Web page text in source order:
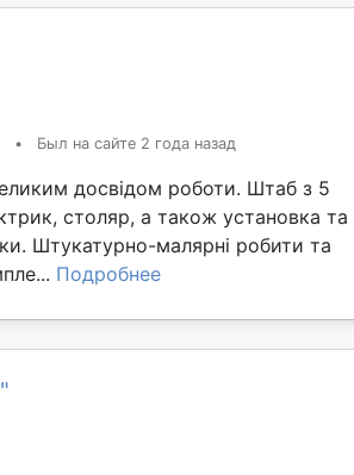
• Был на сайте 2 года назад
досвідом роботи. Штаб з 5
столяр, а також установка та
Штукатурно-малярні робити та
Подробнее